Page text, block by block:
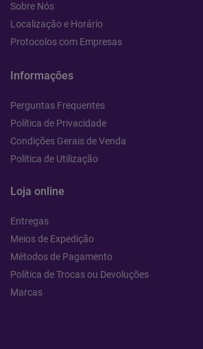
Sobre Nós
Localização e Horário
Protocolos com Empresas
Informações
Perguntas Frequentes
Política de Privacidade
Condições Gerais de Venda
Politica de Utilização
Loja online
Entregas
Meios de Expedição
Métodos de Pagamento
Política de Trocas ou Devoluções
Marcas